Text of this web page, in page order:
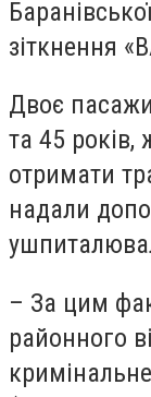
зіткнення
Двоє
та 45 років,
отримати
надали
– За цим
районного